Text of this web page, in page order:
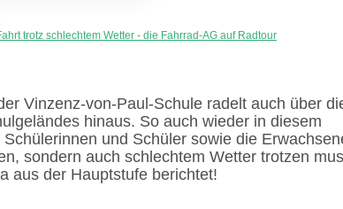
trotz schlechtem Wetter - die Fahrrad-AG auf Radtour
Vinzenz-von-Paul-Schule radelt auch über
hinaus. So auch wieder in diesem
und Schüler sowie die
sondern auch schlechtem Wetter trotzen
aus der Hauptstufe berichtet!